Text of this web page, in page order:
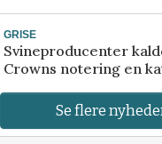
GRISE
Svineproducenter
Crowns notering en
Se flere